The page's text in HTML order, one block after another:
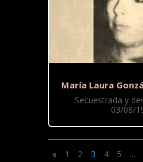
María Laura
Secuestrada y
03/08/
« 1 2 3 4 5 ...